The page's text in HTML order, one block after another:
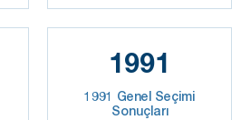
1991
1991 Genel Seçimi
Sonuçları